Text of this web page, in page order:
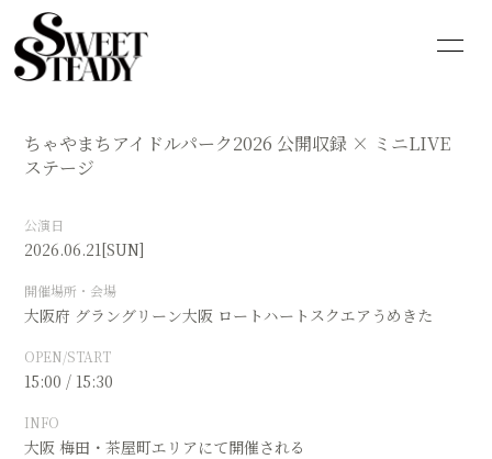
SCHEDULE
GOODS
BLOG
MOVIE
PHOTO
ちゃやまちアイドルパーク2026 公開収録 × ミニLIVE
ステージ
公演日
2026.06.21[SUN]
開催場所・会場
大阪府 グラングリーン大阪 ロートハートスクエアうめきた
OPEN/START
15:00 / 15:30
INFO
大阪 梅田・茶屋町エリアにて開催される